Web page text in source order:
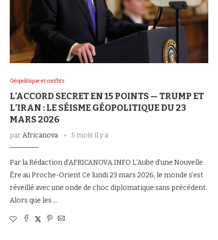
Géopolitique et conflits
L’ACCORD SECRET EN 15 POINTS — TRUMP ET
L’IRAN : LE SÉISME GÉOPOLITIQUE DU 23
MARS 2026
parAfricanova 5 mois il y a
Par la Rédaction d’AFRICANOVA.INFO L’Aube d’une Nouvelle
Ère au Proche-Orient Ce lundi 23 mars 2026, le monde s’est
réveillé avec une onde de choc diplomatique sans précédent.
Alors que les …